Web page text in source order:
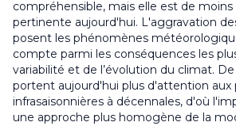
compréhensible, mais elle est de
pertinente aujourd'hui. L'aggravation
posent les phénomènes
compte parmi les conséquences les
variabilité et de l’évolution du climat.
portent aujourd'hui plus d'attention aux
infrasaisonnières à décennales, d'où
une approche plus homogène de la